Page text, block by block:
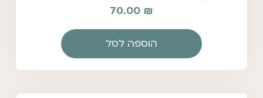
70.00 ₪
הוספה לסל